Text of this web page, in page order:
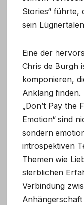
Stories“ führte,
sein
Eine der
Chris de Burgh
komponieren,
Anklang finden.
„Don’t Pay the
Emotion“ sind
sondern
introspektiven
Themen wie
sterblichen
Verbindung
Anhängerschaft